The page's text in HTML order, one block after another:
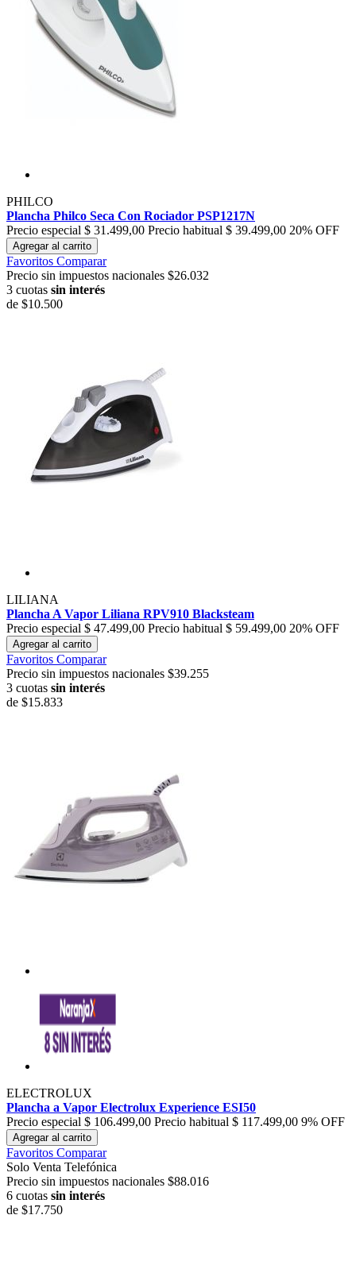
PHILCO
Plancha Philco Seca Con Rociador PSP1217N
Precio especial $ 31.499,00 Precio habitual $ 39.499,00 20% OFF
Agregar al carrito
Favoritos Comparar
Precio sin impuestos nacionales $26.032
3 cuotas sin interés
de $10.500
LILIANA
Plancha A Vapor Liliana RPV910 Blacksteam
Precio especial $ 47.499,00 Precio habitual $ 59.499,00 20% OFF
Agregar al carrito
Favoritos Comparar
Precio sin impuestos nacionales $39.255
3 cuotas sin interés
de $15.833
ELECTROLUX
Plancha a Vapor Electrolux Experience ESI50
Precio especial $ 106.499,00 Precio habitual $ 117.499,00 9% OFF
Agregar al carrito
Favoritos Comparar
Solo Venta Telefónica
Precio sin impuestos nacionales $88.016
6 cuotas sin interés
de $17.750